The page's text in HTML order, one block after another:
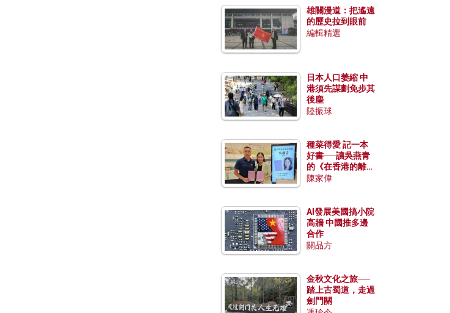
雄關漫道：把遙遠
的歷史拉到眼前
編輯精選
日本人口萎縮 中
港須先謀劃免步其
後塵
陸振球
種菜得愛 記一本
好書──讀吳燕青
的《在香港的離島
種菜》
陳家偉
AI發展美國搞小院
高牆 中國推多邊
合作
關品方
金秋文化之旅──
踏上古蜀道，走過
劍門關